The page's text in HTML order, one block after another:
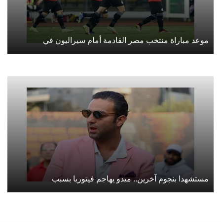
موعد مباراة منتخب مصر القادمة أمام سيراليون في
مستشهدا بنجوم آخرين.. ميدو يهاجم فيتوريا بسبب